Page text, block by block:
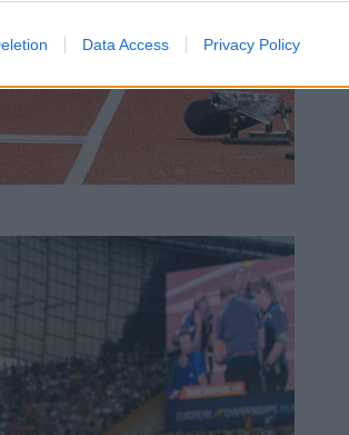
Data Access Privacy Policy